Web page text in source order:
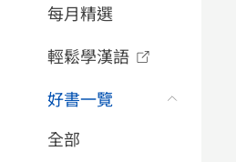
每月精選
輕鬆學漢語
好書一覽
全部